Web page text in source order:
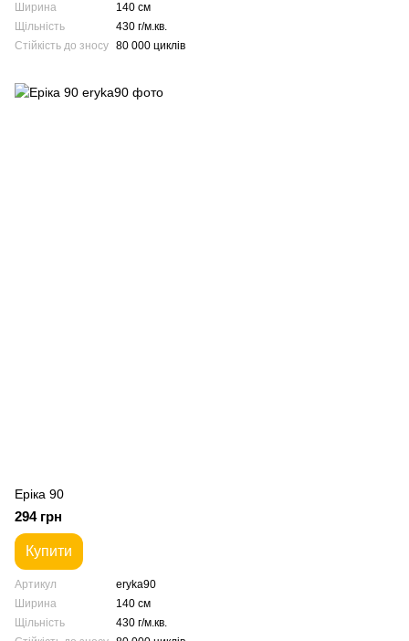
Ширина
140 см
Щільність
430 г/м.кв.
Стійкість до зносу 80 000 циклів
Еріка 90
294 грн
Купити
Артикул
eryka90
Ширина
140 см
Щільність
430 г/м.кв.